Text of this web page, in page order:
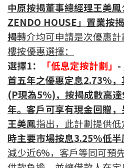
按揭快趣智識
按揭智庫
樓按專欄
按揭百科
實時銀行資訊
裝修·保險優惠
免費裝修轉介服務
中原按揭董事總經理王美鳳
ZENDO HOUSE」置業按揭
揭轉介均可申請是次優惠
樓按優惠選擇：
選擇1：
「低息定按計劃」 -
首五年之優惠定息2.73%
(P現為5%)，按揭成數高達
年。 客戶可享有現金回贈，
王美鳳指出，此計劃提供低
時主要市場按息3.25%低半
減少近6%，客戶等同可預